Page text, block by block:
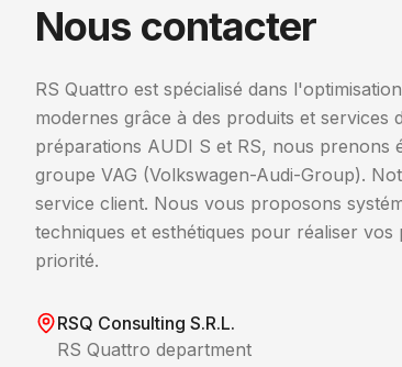
Nous contacter
RS Quattro est spécialisé dans
modernes grâce à des produits et services
préparations AUDI S et RS, nous prenons
groupe VAG (Volkswagen-Audi-Group).
service client. Nous vous proposons
techniques et esthétiques pour réaliser
priorité.
RSQ Consulting S.R.L.
RS Quattro department